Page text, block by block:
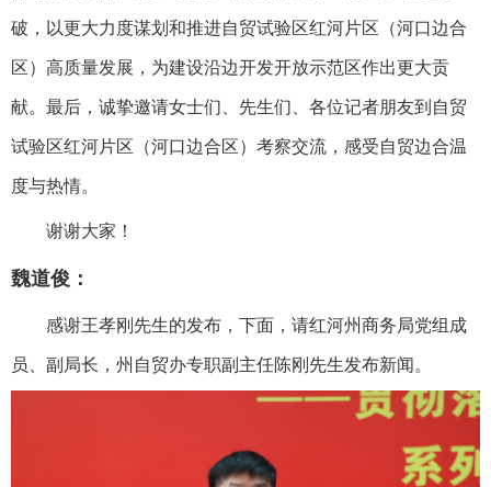
破，以更大力度谋划和推进自贸试验区红河片区（河口边合
区）高质量发展，为建设沿边开发开放示范区作出更大贡
献。最后，诚挚邀请女士们、先生们、各位记者朋友到自贸
试验区红河片区（河口边合区）考察交流，感受自贸边合温
度与热情。
谢谢大家！
魏道俊：
感谢王孝刚先生的发布，下面，请红河州商务局党组成
员、副局长，州自贸办专职副主任陈刚先生发布新闻。